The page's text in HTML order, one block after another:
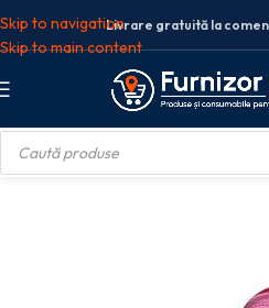
Skip to navigation
Skip to main content
Livrare gratuită la
PENAR NEECHIPAT 1 FERMOAR 2